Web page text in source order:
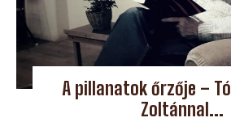
A pillanatok őrzője –
Zoltánnal...